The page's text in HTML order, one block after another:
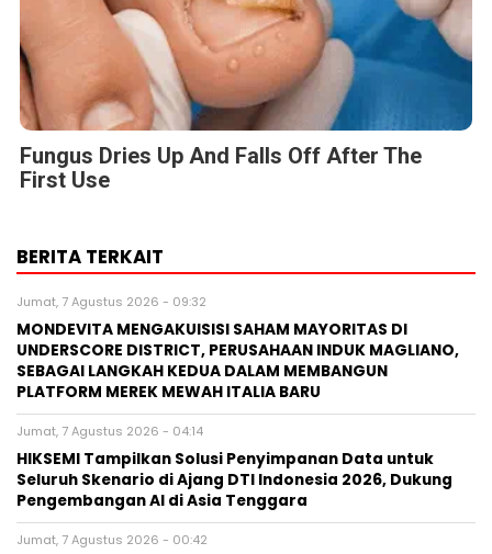
Fungus Dries Up And Falls Off After The
First Use
BERITA TERKAIT
Jumat, 7 Agustus 2026 - 09:32
MONDEVITA MENGAKUISISI SAHAM MAYORITAS DI
UNDERSCORE DISTRICT, PERUSAHAAN INDUK MAGLIANO,
SEBAGAI LANGKAH KEDUA DALAM MEMBANGUN
PLATFORM MEREK MEWAH ITALIA BARU
Jumat, 7 Agustus 2026 - 04:14
HIKSEMI Tampilkan Solusi Penyimpanan Data untuk
Seluruh Skenario di Ajang DTI Indonesia 2026, Dukung
Pengembangan AI di Asia Tenggara
Jumat, 7 Agustus 2026 - 00:42